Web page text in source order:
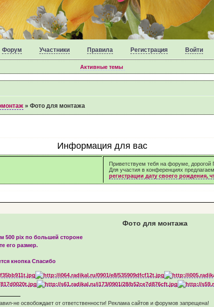
Форум Участники Правила Регистрация Войти
Активные темы
» Фото для монтажа
Информация для вас
Приветствуем тебя на форуме, дорогой
Для участия в конференциях
регистрации дату своего
Фото для монтажа
pix по большей стороне
его размер.
кнопка Спасибо
не освобождает от ответственности! Реклама сайтов и форумов запрещена!